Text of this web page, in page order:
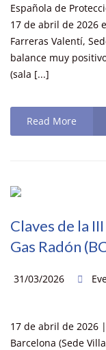
Española de
17 de abril de 2026
Farreras Valentí,
balance muy
(sala [...]
Read More
Claves de la
Gas Radón
31/03/2026
17 de abril de 2026
Barcelona (Sede